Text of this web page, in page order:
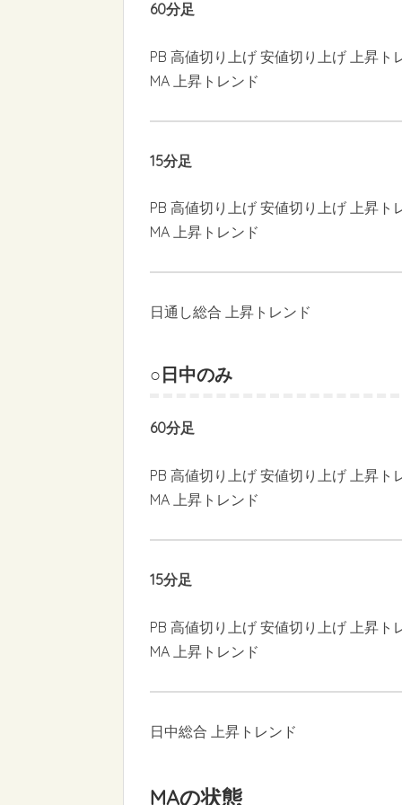
60分足
PB 高値切り上げ 安値切り上げ 上昇ト
MA 上昇トレンド
15分足
PB 高値切り上げ 安値切り上げ 上昇ト
MA 上昇トレンド
日通し総合 上昇トレンド
○日中のみ
60分足
PB 高値切り上げ 安値切り上げ 上昇ト
MA 上昇トレンド
15分足
PB 高値切り上げ 安値切り上げ 上昇ト
MA 上昇トレンド
日中総合 上昇トレンド
MAの状態